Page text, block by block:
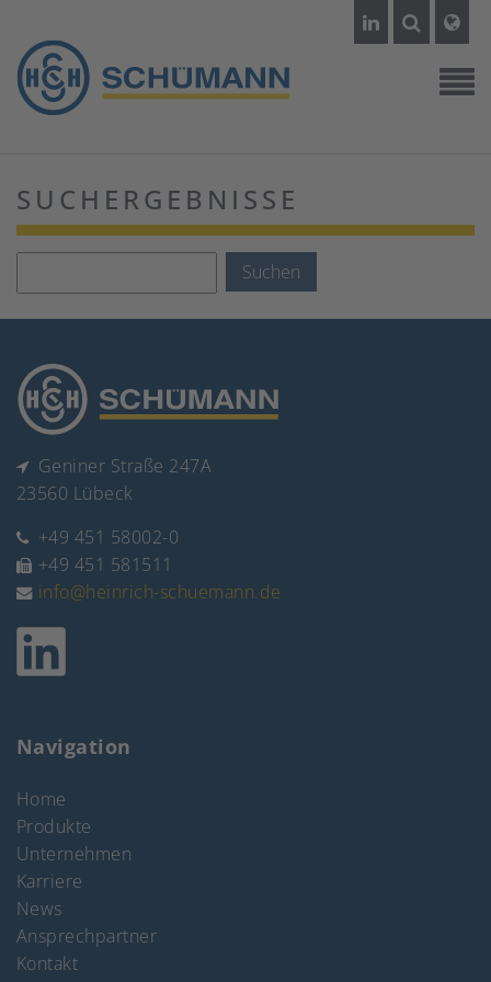
SUCHERGEBNISSE
Suchbegriffe
Suchen
Geniner Straße 247A
23560 Lübeck
+49 451 58002-0
+49 451 581511
info@heinrich-schuemann.de
Navigation
Home
Produkte
Unternehmen
Karriere
News
Ansprechpartner
Kontakt